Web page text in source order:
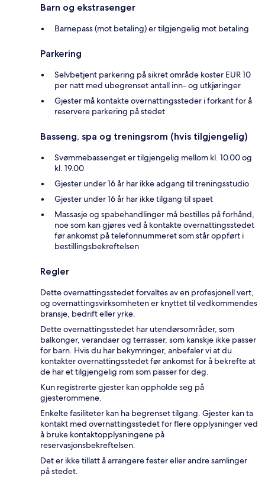
Barn og ekstrasenger
Barnepass (mot betaling) er tilgjengelig mot betaling
Parkering
Selvbetjent parkering på sikret område koster EUR 10
per natt med ubegrenset antall inn- og utkjøringer
Gjester må kontakte overnattingssteder i forkant for å
reservere parkering på stedet
Basseng, spa og treningsrom (hvis tilgjengelig)
Svømmebassenget er tilgjengelig mellom kl. 10.00 og
kl. 19.00
Gjester under 16 år har ikke adgang til treningsstudio
Gjester under 16 år har ikke tilgang til spaet
Massasje og spabehandlinger må bestilles på forhånd,
noe som kan gjøres ved å kontakte overnattingsstedet
før ankomst på telefonnummeret som står oppført i
bestillingsbekreftelsen
Regler
Dette overnattingsstedet forvaltes av en profesjonell vert,
og overnattingsvirksomheten er knyttet til vedkommendes
bransje, bedrift eller yrke.
Dette overnattingsstedet har utendørsområder, som
balkonger, verandaer og terrasser, som kanskje ikke passer
for barn. Hvis du har bekymringer, anbefaler vi at du
kontakter overnattingsstedet før ankomst for å bekrefte at
de har et tilgjengelig rom som passer for deg.
Kun registrerte gjester kan oppholde seg på
gjesterommene.
Enkelte fasiliteter kan ha begrenset tilgang. Gjester kan ta
kontakt med overnattingsstedet for flere opplysninger ved
å bruke kontaktopplysningene på
reservasjonsbekreftelsen.
Det er ikke tillatt å arrangere fester eller andre samlinger
på stedet.